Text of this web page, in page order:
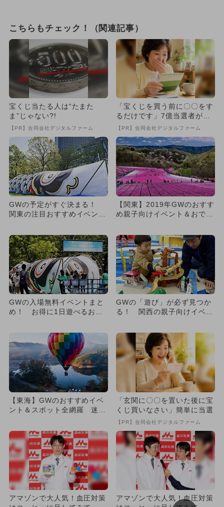
こちらもチェック！（関連記事）
宝くじ当たる人は“たまた
ま”じゃない?!
【PR】合同会社デジタルファーム
「宝くじを買う前に〇〇をす
るだけです」7億当選者が続
出
【PR】合同会社デジタルファーム
GWの予定がすぐ決まる！
関東の注目おすすめイベント
【関東】2019年GWのおすす
め親子向けイベント＆おでか
GWの入場無料イベントまと
め！ お得に1日遊べるおす
GWの「遊び」が必ず見つか
る！ 関西の親子向けイベン
【東海】GWのおすすめイベ
ント＆スポット全網羅 迷っ
「玄関に〇〇を置いた後に宝
くじ買いなさい」簡単に当選
【PR】合同会社デジタルファーム
アマゾンで大人気！血圧対策
アマゾンで大人気！血圧対策